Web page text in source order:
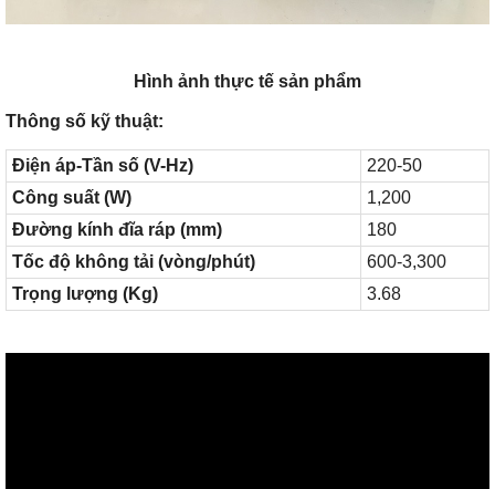
Hình ảnh thực tế sản phẩm
Thông số kỹ thuật:
Điện áp-Tần số (V-Hz)
220-50
Công suất (W)
1,200
Đường kính đĩa ráp (mm)
180
Tốc độ không tải (vòng/phút)
600-3,300
Trọng lượng (Kg)
3.68